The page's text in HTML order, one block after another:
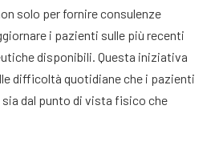
solo per fornire consulenze
i pazienti sulle più recenti
disponibili. Questa iniziativa
difficoltà quotidiane che i pazienti
dal punto di vista fisico che